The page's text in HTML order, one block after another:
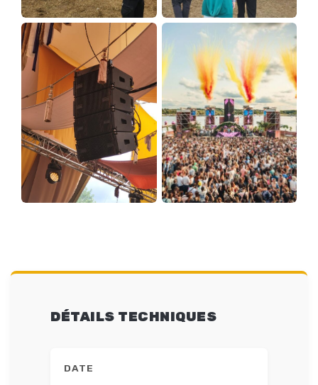
DÉTAILS TECHNIQUES
DATE